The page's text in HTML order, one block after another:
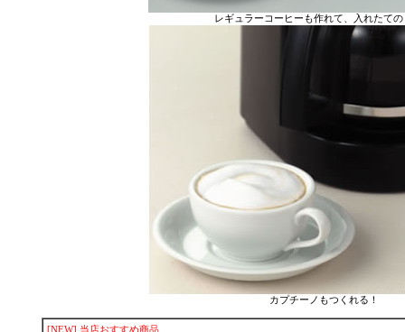
レギュラーコーヒーも作れて、入れ
カプチーノも
[NEW] 当店おすすめ商品